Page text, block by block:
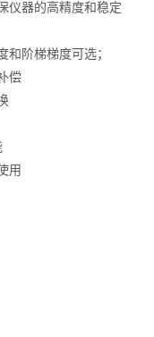
仪器的高精度和稳定
阶梯梯度可选；
偿
用